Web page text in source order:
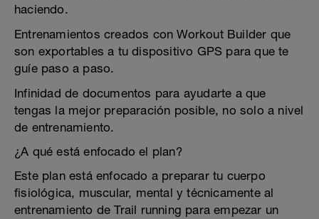
haciendo.
Entrenamientos creados con Workout Builder que
son exportables a tu dispositivo GPS para que te
guíe paso a paso.
Infinidad de documentos para ayudarte a que
tengas la mejor preparación posible, no solo a nivel
de entrenamiento.
¿A qué está enfocado el plan?
Este plan está enfocado a preparar tu cuerpo
fisiológica, muscular, mental y técnicamente al
entrenamiento de Trail running para empezar un